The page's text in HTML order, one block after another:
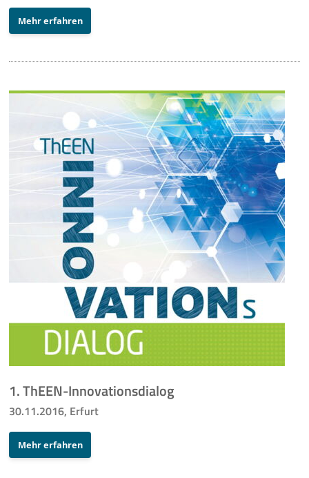
Mehr erfahren
1. ThEEN-Innovationsdialog
30.11.2016, Erfurt
Mehr erfahren